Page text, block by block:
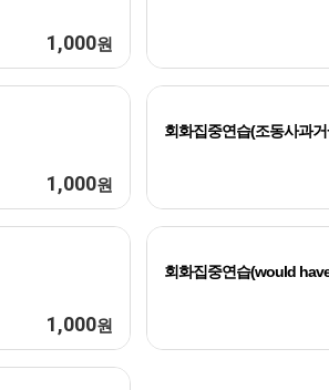
1,000원
1,000원
회화집중연습(조동사과
1,000원
회화집중연습(would